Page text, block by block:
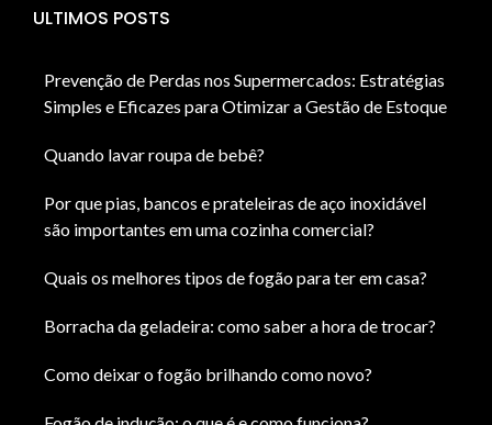
ULTIMOS POSTS
Prevenção de Perdas nos Supermercados: Estratégias
Simples e Eficazes para Otimizar a Gestão de Estoque
Quando lavar roupa de bebê?
Por que pias, bancos e prateleiras de aço inoxidável
são importantes em uma cozinha comercial?
Quais os melhores tipos de fogão para ter em casa?
Borracha da geladeira: como saber a hora de trocar?
Como deixar o fogão brilhando como novo?